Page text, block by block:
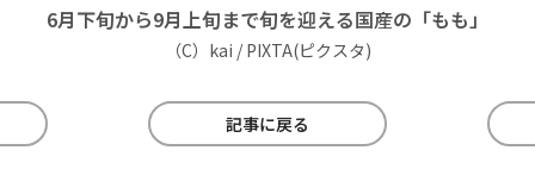
6月下旬から9月上旬まで旬を迎える国産の「もも」
（C）kai / PIXTA(ピクスタ)
記事に戻る